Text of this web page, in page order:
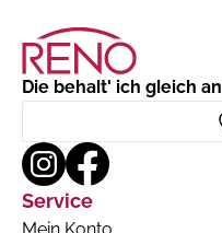
Die behalt' ich gleich an
Service